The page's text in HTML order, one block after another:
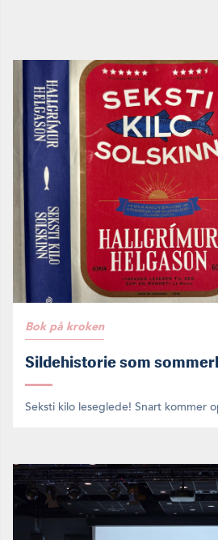
Bok på kroken
Sildehistorie som
Seksti kilo leseglede! Snart kommer